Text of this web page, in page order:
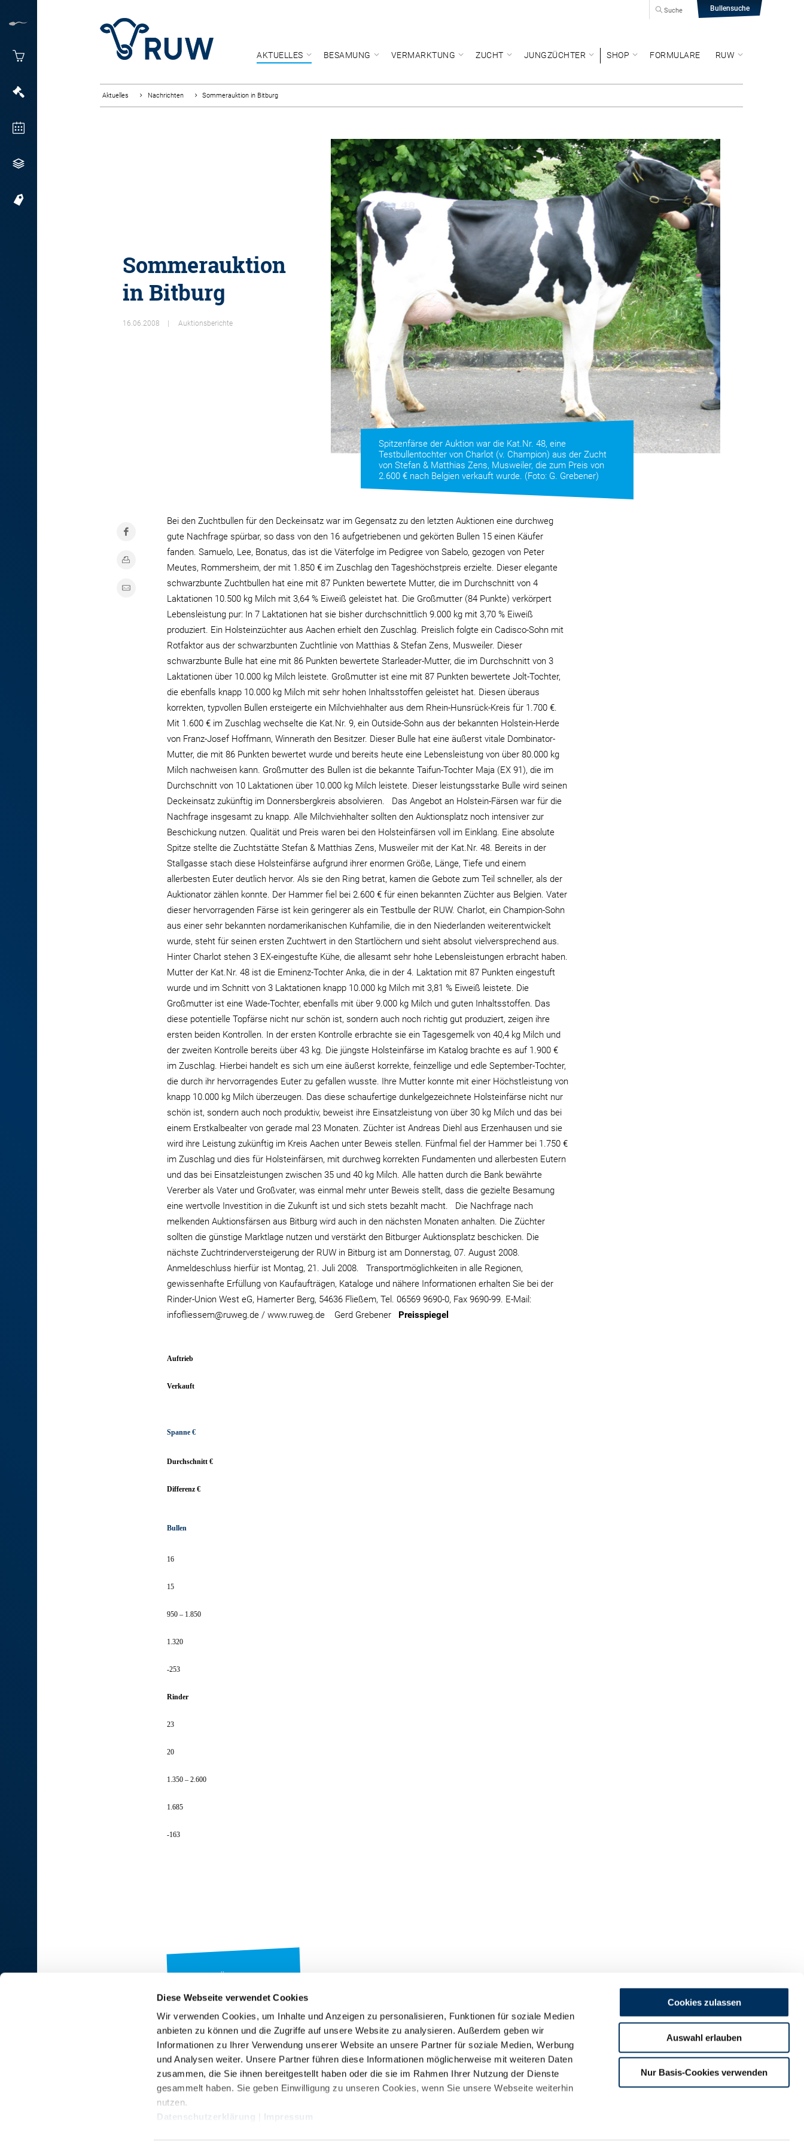
Diese Webseite verwendet Cookies
Wir verwenden Cookies, um Inhalte und Anzeigen zu personalisieren, Funktionen für soziale Medien
anbieten zu können und die Zugriffe auf unsere Website zu analysieren. Außerdem geben wir
Informationen zu Ihrer Verwendung unserer Website an unsere Partner für soziale Medien, Werbung
und Analysen weiter. Unsere Partner führen diese Informationen möglicherweise mit weiteren Daten
zusammen, die Sie ihnen bereitgestellt haben oder die sie im Rahmen Ihrer Nutzung der Dienste
gesammelt haben. Sie geben Einwilligung zu unseren Cookies, wenn Sie unsere Webseite weiterhin
nutzen.
Datenschutzerklärung
Impressum
Cookies zulassen
Auswahl erlauben
Nur Basis-Cookies verwenden
Bullensuche
Suche
AKTUELLES BESAMUNG VERMARKTUNG ZUCHT JUNGZÜCHTER SHOP FORMULARE RUW
Aktuelles Nachrichten Sommerauktion in Bitburg
Sommerauktion
in Bitburg
16.06.2008 Auktionsberichte
Spitzenfärse der Auktion war die Kat.Nr. 48, eine
Testbullentochter von Charlot (v. Champion) aus der Zucht
von Stefan & Matthias Zens, Musweiler, die zum Preis von
2.600 € nach Belgien verkauft wurde. (Foto: G. Grebener)
Bei den Zuchtbullen für den Deckeinsatz war im Gegensatz zu den letzten Auktionen eine durchweg
gute Nachfrage spürbar, so dass von den 16 aufgetriebenen und gekörten Bullen 15 einen Käufer
fanden. Samuelo, Lee, Bonatus, das ist die Väterfolge im Pedigree von Sabelo, gezogen von Peter
Meutes, Rommersheim, der mit 1.850 € im Zuschlag den Tageshöchstpreis erzielte. Dieser elegante
schwarzbunte Zuchtbullen hat eine mit 87 Punkten bewertete Mutter, die im Durchschnitt von 4
Laktationen 10.500 kg Milch mit 3,64 % Eiweiß geleistet hat. Die Großmutter (84 Punkte) verkörpert
Lebensleistung pur: In 7 Laktationen hat sie bisher durchschnittlich 9.000 kg mit 3,70 % Eiweiß
produziert. Ein Holsteinzüchter aus Aachen erhielt den Zuschlag. Preislich folgte ein Cadisco-Sohn mit
Rotfaktor aus der schwarzbunten Zuchtlinie von Matthias & Stefan Zens, Musweiler. Dieser
schwarzbunte Bulle hat eine mit 86 Punkten bewertete Starleader-Mutter, die im Durchschnitt von 3
Laktationen über 10.000 kg Milch leistete. Großmutter ist eine mit 87 Punkten bewertete Jolt-Tochter,
die ebenfalls knapp 10.000 kg Milch mit sehr hohen Inhaltsstoffen geleistet hat. Diesen überaus
korrekten, typvollen Bullen ersteigerte ein Milchviehhalter aus dem Rhein-Hunsrück-Kreis für 1.700 €.
Mit 1.600 € im Zuschlag wechselte die Kat.Nr. 9, ein Outside-Sohn aus der bekannten Holstein-Herde
von Franz-Josef Hoffmann, Winnerath den Besitzer. Dieser Bulle hat eine äußerst vitale Dombinator-
Mutter, die mit 86 Punkten bewertet wurde und bereits heute eine Lebensleistung von über 80.000 kg
Milch nachweisen kann. Großmutter des Bullen ist die bekannte Taifun-Tochter Maja (EX 91), die im
Durchschnitt von 10 Laktationen über 10.000 kg Milch leistete. Dieser leistungsstarke Bulle wird seinen
Deckeinsatz zukünftig im Donnersbergkreis absolvieren. Das Angebot an Holstein-Färsen war für die
Nachfrage insgesamt zu knapp. Alle Milchviehhalter sollten den Auktionsplatz noch intensiver zur
Beschickung nutzen. Qualität und Preis waren bei den Holsteinfärsen voll im Einklang. Eine absolute
Spitze stellte die Zuchtstätte Stefan & Matthias Zens, Musweiler mit der Kat.Nr. 48. Bereits in der
Stallgasse stach diese Holsteinfärse aufgrund ihrer enormen Größe, Länge, Tiefe und einem
allerbesten Euter deutlich hervor. Als sie den Ring betrat, kamen die Gebote zum Teil schneller, als der
Auktionator zählen konnte. Der Hammer fiel bei 2.600 € für einen bekannten Züchter aus Belgien. Vater
dieser hervorragenden Färse ist kein geringerer als ein Testbulle der RUW. Charlot, ein Champion-Sohn
aus einer sehr bekannten nordamerikanischen Kuhfamilie, die in den Niederlanden weiterentwickelt
wurde, steht für seinen ersten Zuchtwert in den Startlöchern und sieht absolut vielversprechend aus.
Hinter Charlot stehen 3 EX-eingestufte Kühe, die allesamt sehr hohe Lebensleistungen erbracht haben.
Mutter der Kat.Nr. 48 ist die Eminenz-Tochter Anka, die in der 4. Laktation mit 87 Punkten eingestuft
wurde und im Schnitt von 3 Laktationen knapp 10.000 kg Milch mit 3,81 % Eiweiß leistete. Die
Großmutter ist eine Wade-Tochter, ebenfalls mit über 9.000 kg Milch und guten Inhaltsstoffen. Das
diese potentielle Topfärse nicht nur schön ist, sondern auch noch richtig gut produziert, zeigen ihre
ersten beiden Kontrollen. In der ersten Kontrolle erbrachte sie ein Tagesgemelk von 40,4 kg Milch und
der zweiten Kontrolle bereits über 43 kg. Die jüngste Holsteinfärse im Katalog brachte es auf 1.900 €
im Zuschlag. Hierbei handelt es sich um eine äußerst korrekte, feinzellige und edle September-Tochter,
die durch ihr hervorragendes Euter zu gefallen wusste. Ihre Mutter konnte mit einer Höchstleistung von
knapp 10.000 kg Milch überzeugen. Das diese schaufertige dunkelgezeichnete Holsteinfärse nicht nur
schön ist, sondern auch noch produktiv, beweist ihre Einsatzleistung von über 30 kg Milch und das bei
einem Erstkalbealter von gerade mal 23 Monaten. Züchter ist Andreas Diehl aus Erzenhausen und sie
wird ihre Leistung zukünftig im Kreis Aachen unter Beweis stellen. Fünfmal fiel der Hammer bei 1.750 €
im Zuschlag und dies für Holsteinfärsen, mit durchweg korrekten Fundamenten und allerbesten Eutern
und das bei Einsatzleistungen zwischen 35 und 40 kg Milch. Alle hatten durch die Bank bewährte
Vererber als Vater und Großvater, was einmal mehr unter Beweis stellt, dass die gezielte Besamung
eine wertvolle Investition in die Zukunft ist und sich stets bezahlt macht. Die Nachfrage nach
melkenden Auktionsfärsen aus Bitburg wird auch in den nächsten Monaten anhalten. Die Züchter
sollten die günstige Marktlage nutzen und verstärkt den Bitburger Auktionsplatz beschicken. Die
nächste Zuchtrinderversteigerung der RUW in Bitburg ist am Donnerstag, 07. August 2008.
Anmeldeschluss hierfür ist Montag, 21. Juli 2008. Transportmöglichkeiten in alle Regionen,
gewissenhafte Erfüllung von Kaufaufträgen, Kataloge und nähere Informationen erhalten Sie bei der
Rinder-Union West eG, Hamerter Berg, 54636 Fließem, Tel. 06569 9690-0, Fax 9690-99. E-Mail:
infofliessem@ruweg.de / www.ruweg.de Gerd Grebener Preisspiegel
Auftrieb
Verkauft
Spanne €
Durchschnitt €
Differenz €
Bullen
16
15
950 – 1.850
1.320
-253
Rinder
23
20
1.350 – 2.600
1.685
-163
ZUR ÜBERSICHT
RINDER-UNION WEST eG
RUW-Zentrale Münster
RUW-Regionalzentrum
Nordrhein
Kleinewefersstraße 160
RUW-Regionalzentrum
Rheinland-Pfalz/Saarland